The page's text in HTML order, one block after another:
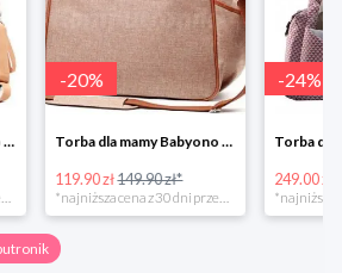
Torba dla mamy Babyono 1505/01 Comfort Icoinic 5/5
-20%
Torba dla mamy Babyono 1507/01 Comfort Chic w super cenie
119.90 zł149.90 zł*
-24%
249.00 zł